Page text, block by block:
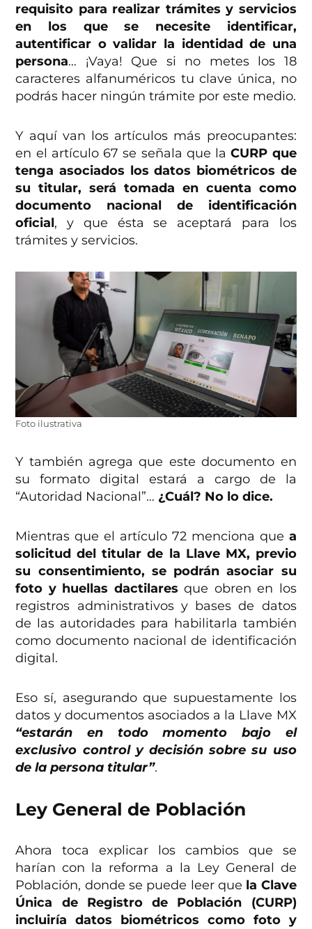
requisito para realizar trámites y servicios
en los que se necesite identificar,
autentificar o validar la identidad de una
persona… ¡Vaya! Que si no metes los 18
caracteres alfanuméricos tu clave única, no
podrás hacer ningún trámite por este medio.
Y aquí van los artículos más preocupantes:
en el artículo 67 se señala que laCURP que
tenga asociados los datos biométricos de
su titular, será tomada en cuenta como
documento nacional de identificación
oficial, y que ésta se aceptará para los
trámites y servicios.
Foto ilustrativa
Y también agrega que este documento en
su formato digital estará a cargo de la
“Autoridad Nacional”… ¿Cuál? No lo dice.
Mientras que el artículo 72 menciona que a
solicitud del titular de la Llave MX, previo
su consentimiento, se podrán asociar su
foto y huellas dactilares que obren en los
registros administrativos y bases de datos
de las autoridades para habilitarla también
como documento nacional de identificación
digital.
Eso sí, asegurando que supuestamente los
datos y documentos asociados a la Llave MX
“estarán en todo momento bajo el
exclusivo control y decisión sobre su uso
de la persona titular”.
Ley General de Población
Ahora toca explicar los cambios que se
harían con la reforma a la Ley General de
Población, donde se puede leer que la Clave
Única de Registro de Población (CURP)
incluiría datos biométricos como foto y